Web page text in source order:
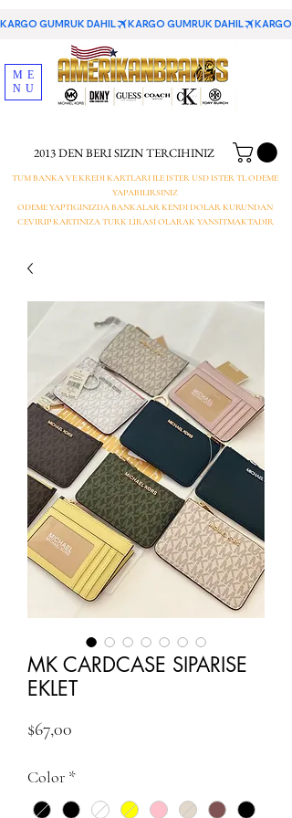
KARGO GUMRUK DAHIL
2013 DEN BERI SIZIN TERCIHINIZ
TUM BANKA VE KREDI KARTLARI ILE ISTER USD ISTER TL ODEME
YAPABILIRSINIZ
ODEME YAPTIGINIZDA BANKALAR KENDI DOLAR KURUNDAN
CEVIRIP KARTINIZA TURK LIRASI OLARAK YANSITMAKTADIR
ME
NU
MK CARDCASE SIPARISE
EKLET
$67,00
Color *